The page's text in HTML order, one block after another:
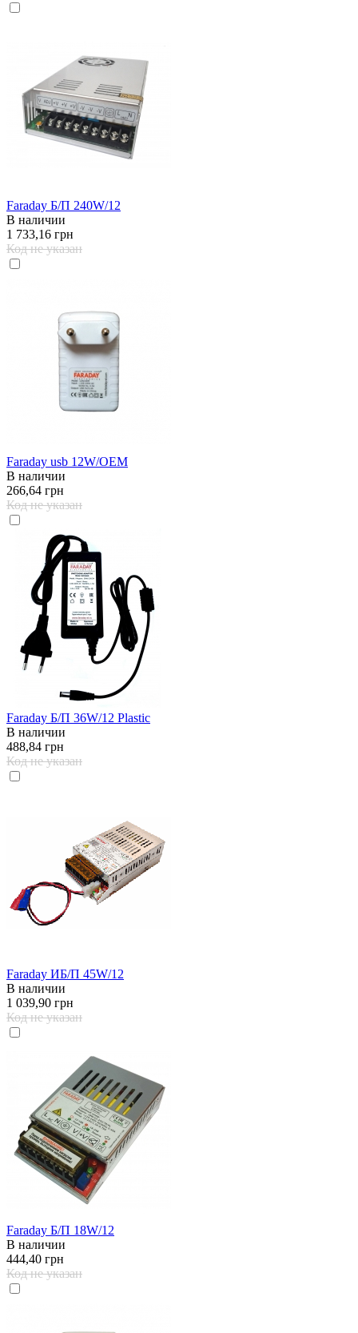
Faraday Б/П 240W/12
В наличии
1 733,16 грн
Код не указан
Faraday usb 12W/OEM
В наличии
266,64 грн
Код не указан
Faraday Б/П 36W/12 Plastic
В наличии
488,84 грн
Код не указан
Faraday ИБ/П 45W/12
В наличии
1 039,90 грн
Код не указан
Faraday Б/П 18W/12
В наличии
444,40 грн
Код не указан